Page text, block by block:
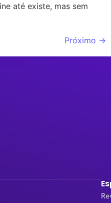
até existe, mas sem
Próximo →